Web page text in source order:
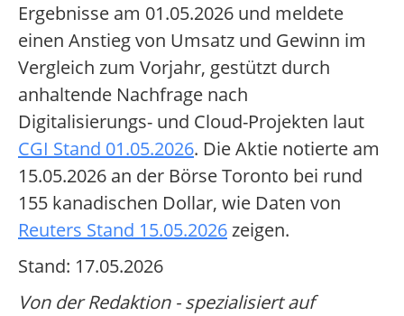
Ergebnisse am 01.05.2026 und meldete
einen Anstieg von Umsatz und Gewinn im
Vergleich zum Vorjahr, gestützt durch
anhaltende Nachfrage nach
Digitalisierungs- und Cloud-Projekten laut
CGI Stand 01.05.2026. Die Aktie notierte am
15.05.2026 an der Börse Toronto bei rund
155 kanadischen Dollar, wie Daten von
Reuters Stand 15.05.2026zeigen.
Stand: 17.05.2026
Von der Redaktion - spezialisiert auf